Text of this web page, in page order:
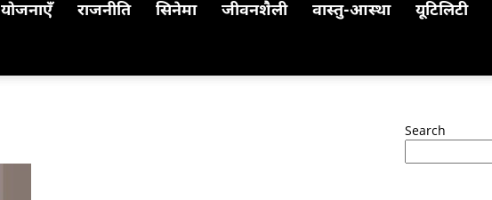
योजनाएँ राजनीति सिनेमा जीवनशैली वास्तु-आस्था यूटिलिटी
Search